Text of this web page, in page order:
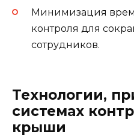
Минимизация
контроля для
сотрудников.
Технологии,
системах
крыши